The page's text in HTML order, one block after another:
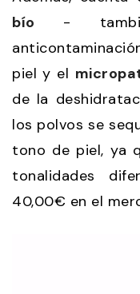
bío -
piel y el
de la
los polvos se
tono de piel, ya
tonalidades
40,00€ en el